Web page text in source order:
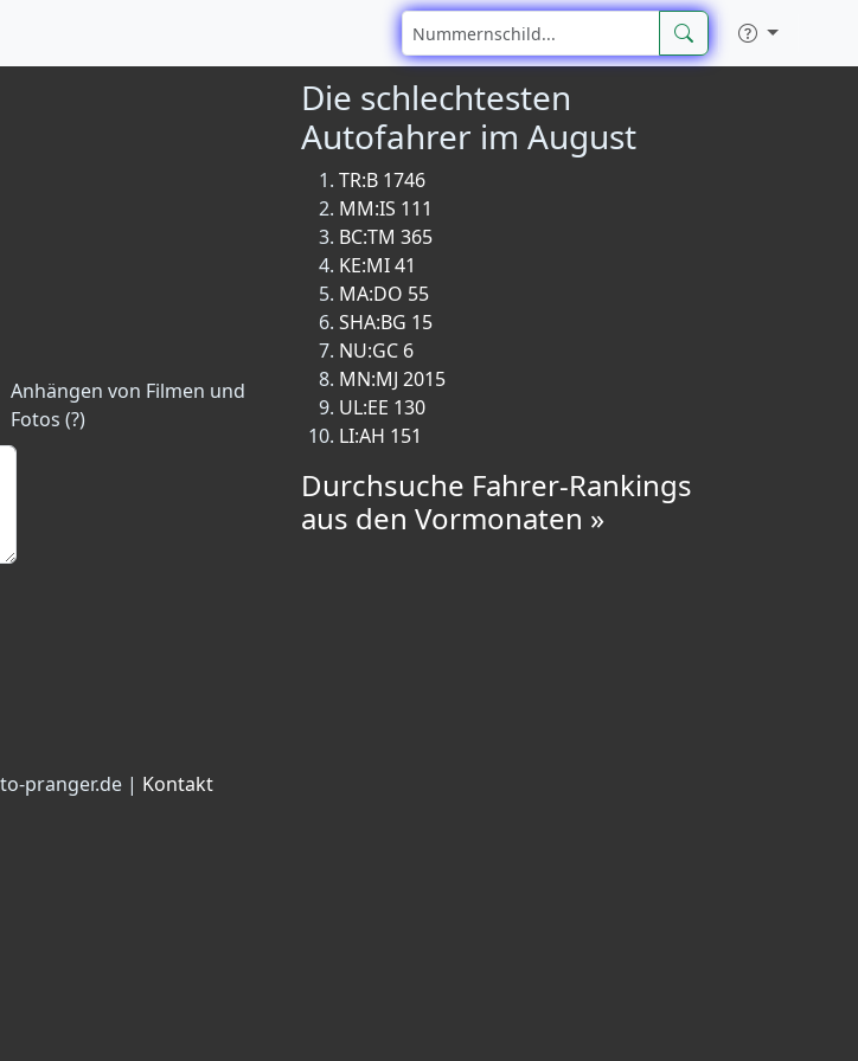
Anhängen von Filmen und
Fotos (?)
Die schlechtesten
Autofahrer im August
TR:B 1746
MM:IS 111
BC:TM 365
KE:MI 41
MA:DO 55
SHA:BG 15
NU:GC 6
MN:MJ 2015
UL:EE 130
LI:AH 151
Durchsuche Fahrer-Rankings
aus den Vormonaten »
pranger.de | Kontakt